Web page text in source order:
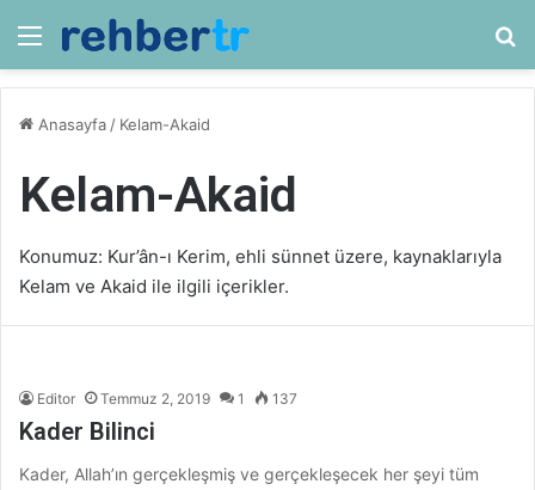
Menü
Anasayfa / Kelam-Akaid
Kelam-Akaid
Konumuz: Kur’ân-ı Kerim, ehli sünnet üzere, kaynaklarıyla
Kelam ve Akaid ile ilgili içerikler.
Editor Temmuz 2, 2019 1 137
Kader Bilinci
Kader, Allah’ın gerçekleşmiş ve gerçekleşecek her şeyi tüm